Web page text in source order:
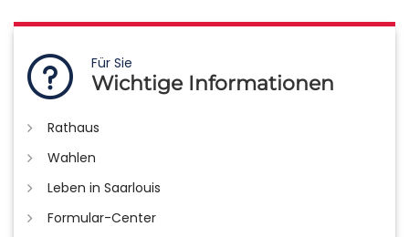
Für Sie
Wichtige Informationen
Rathaus
Wahlen
Leben in Saarlouis
Formular-Center